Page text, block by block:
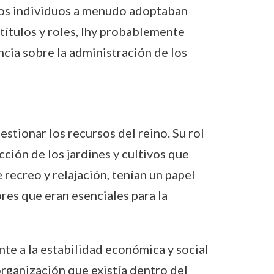
individuos a menudo adoptaban
y roles, Ihy probablemente
sobre la administración de los
los recursos del reino. Su rol
de los jardines y cultivos que
y relajación, tenían un papel
que eran esenciales para la
a la estabilidad económica y social
que existía dentro del